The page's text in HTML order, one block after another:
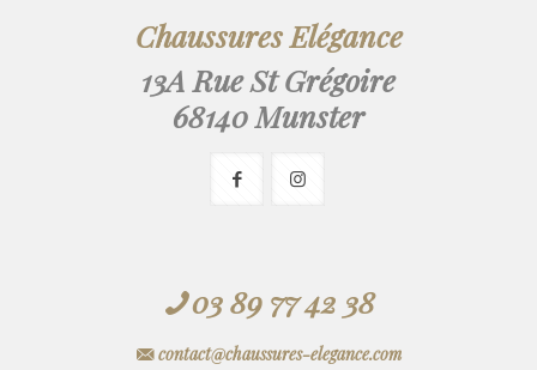
Chaussures Elégance
13A Rue St Grégoire
68140 Munster
03 89 77 42 38
contact@chaussures-elegance.com